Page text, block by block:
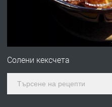
Солени кексчета